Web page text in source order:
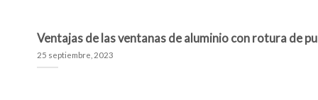
Ventajas de las ventanas de aluminio con rotura de
25 septiembre, 2023